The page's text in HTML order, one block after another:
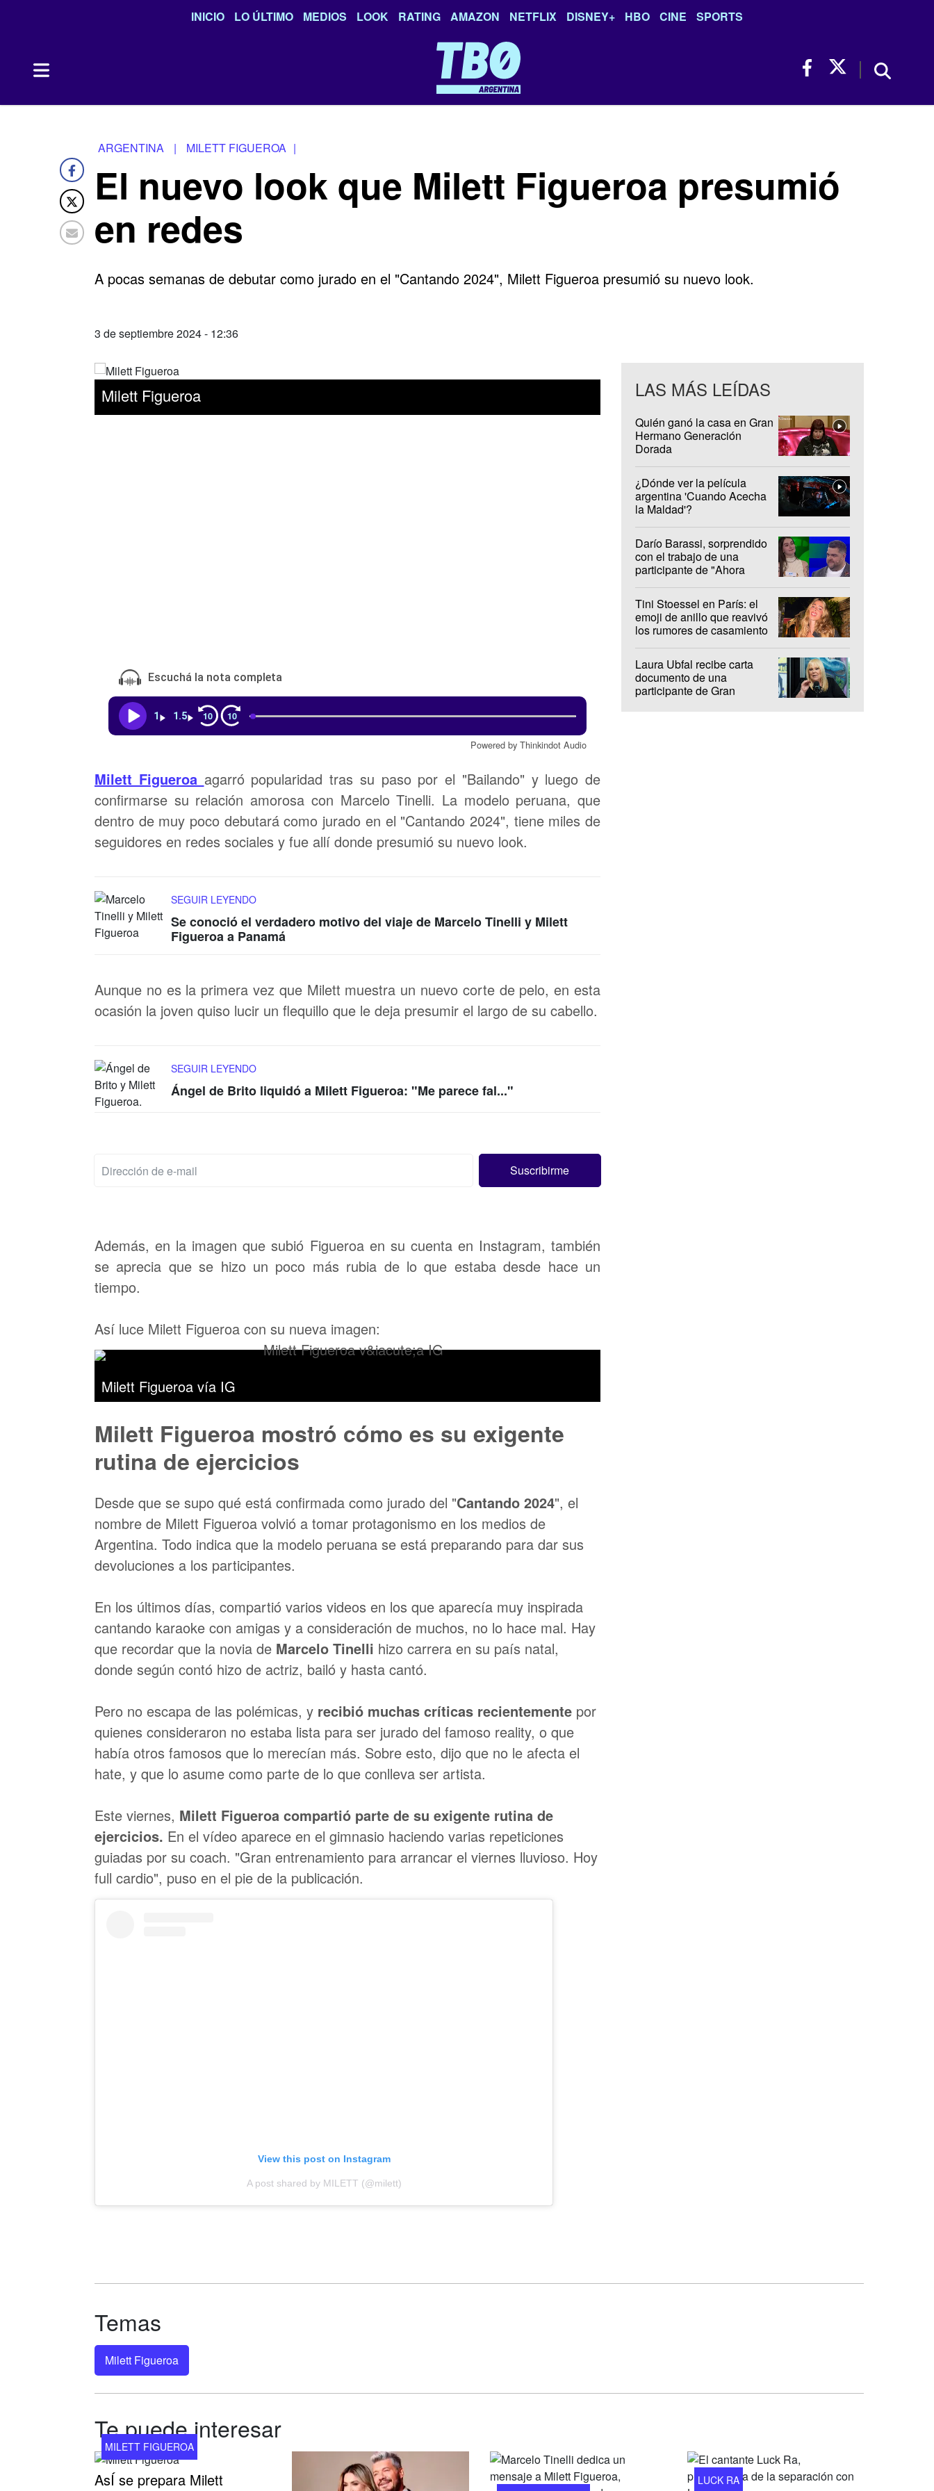
INICIO LO ÚLTIMO MEDIOS LOOK RATING AMAZON NETFLIX DISNEY+ HBO CINE SPORTS
ARGENTINA | MILETT FIGUEROA |
El nuevo look que Milett Figueroa presumió
en redes
A pocas semanas de debutar como jurado en el "Cantando 2024", Milett Figueroa presumió su nuevo look.
3 de septiembre 2024 - 12:36
Milett Figueroa
Escuchá la nota completa
1 1.5 10 10
Powered by Thinkindot Audio
Milett Figueroa agarró popularidad tras su paso por el "Bailando" y luego de
confirmarse su relación amorosa con Marcelo Tinelli. La modelo peruana, que
dentro de muy poco debutará como jurado en el "Cantando 2024", tiene miles de
seguidores en redes sociales y fue allí donde presumió su nuevo look.
SEGUIR LEYENDO
Se conoció el verdadero motivo del viaje de Marcelo Tinelli y Milett
Figueroa a Panamá
Aunque no es la primera vez que Milett muestra un nuevo corte de pelo, en esta
ocasión la joven quiso lucir un flequillo que le deja presumir el largo de su cabello.
SEGUIR LEYENDO
Ángel de Brito liquidó a Milett Figueroa: "Me parece fal..."
Además, en la imagen que subió Figueroa en su cuenta en Instagram, también
se aprecia que se hizo un poco más rubia de lo que estaba desde hace un
tiempo.
Así luce Milett Figueroa con su nueva imagen:
Milett Figueroa vía IG
Milett Figueroa mostró cómo es su exigente
rutina de ejercicios
Desde que se supo qué está confirmada como jurado del "Cantando 2024", el
nombre de Milett Figueroa volvió a tomar protagonismo en los medios de
Argentina. Todo indica que la modelo peruana se está preparando para dar sus
devoluciones a los participantes.
En los últimos días, compartió varios videos en los que aparecía muy inspirada
cantando karaoke con amigas y a consideración de muchos, no lo hace mal. Hay
que recordar que la novia de Marcelo Tinelli hizo carrera en su país natal,
donde según contó hizo de actriz, bailó y hasta cantó.
Pero no escapa de las polémicas, y recibió muchas críticas recientemente por
quienes consideraron no estaba lista para ser jurado del famoso reality, o que
había otros famosos que lo merecían más. Sobre esto, dijo que no le afecta el
hate, y que lo asume como parte de lo que conlleva ser artista.
Este viernes, Milett Figueroa compartió parte de su exigente rutina de
ejercicios. En el vídeo aparece en el gimnasio haciendo varias repeticiones
guiadas por su coach. "Gran entrenamiento para arrancar el viernes lluvioso. Hoy
full cardio", puso en el pie de la publicación.
View this post on Instagram
A post shared by MILETT (@milett)
LAS MÁS LEÍDAS
Quién ganó la casa en Gran
Hermano Generación
Dorada
¿Dónde ver la película
argentina 'Cuando Acecha
la Maldad'?
Darío Barassi, sorprendido
con el trabajo de una
participante de "Ahora
Tini Stoessel en París: el
emoji de anillo que reavivó
los rumores de casamiento
Laura Ubfal recibe carta
documento de una
participante de Gran
Temas
Milett Figueroa
Te puede interesar
MILETT FIGUEROA
AsÍ se prepara Milett
LUCK RA